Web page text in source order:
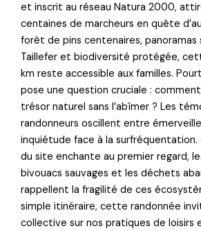
et inscrit au réseau Natura 2000,
centaines de marcheurs en quête
forêt de pins centenaires, panoramas
Taillefer et biodiversité protégée,
km reste accessible aux familles.
pose une question cruciale :
trésor naturel sans l’abîmer ? Les
randonneurs oscillent entre
inquiétude face à la surfréquentation.
du site enchante au premier regard,
bivouacs sauvages et les déchets
rappellent la fragilité de ces
simple itinéraire, cette randonnée
collective sur nos pratiques de loisirs